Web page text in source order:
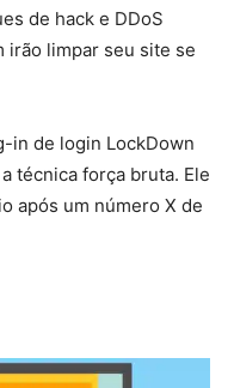
de hack e DDoS
irão limpar seu site se
in de login LockDown
técnica força bruta. Ele
após um número X de